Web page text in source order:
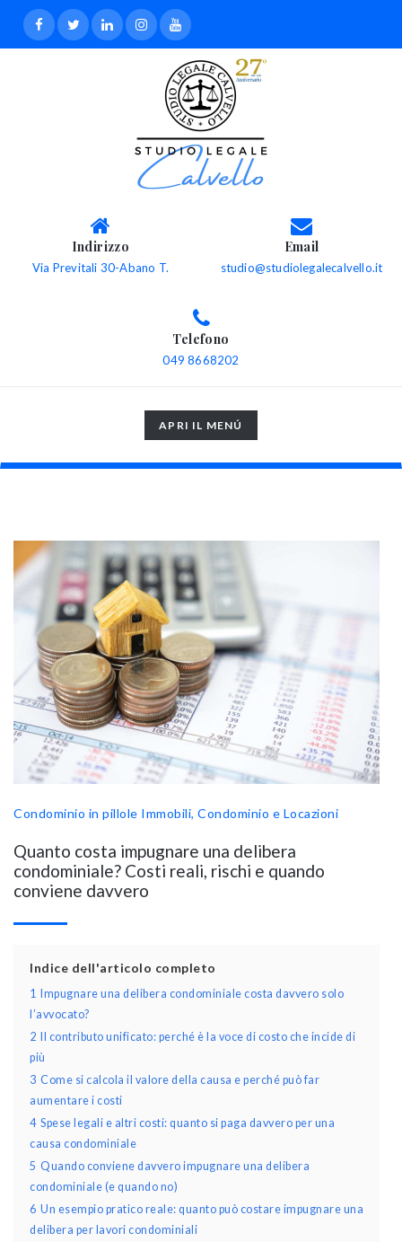
Indirizzo
Via Previtali 30-Abano T.
Email
studio@studiolegalecalvello.it
Telefono
049 8668202
TOGGLE
NAVIGATION
APRI IL MENÚ
Condominio in pillole Immobili, Condominio e Locazioni
Quanto costa impugnare una delibera
condominiale? Costi reali, rischi e quando
conviene davvero
Indice dell'articolo completo
1
Impugnare una delibera condominiale costa davvero solo
l’avvocato?
2
Il contributo unificato: perché è la voce di costo che incide di
più
3 Come si calcola il valore della causa e perché può far
aumentare i costi
4 Spese legali e altri costi: quanto si paga davvero per una
causa condominiale
5 Quando conviene davvero impugnare una delibera
condominiale (e quando no)
6 Un esempio pratico reale: quanto può costare impugnare una
delibera per lavori condominiali